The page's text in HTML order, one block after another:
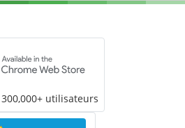
300,000+ utilisateurs